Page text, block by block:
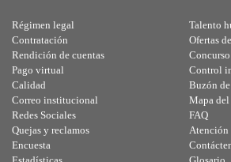
Régimen legal
Contratación
Rendición de cuentas
Pago virtual
Calidad
Talento
Ofertas
Control
Buzón
Correo institucional
Redes Sociales
Quejas y reclamos
Encuesta
Mapa
FAQ
Atención